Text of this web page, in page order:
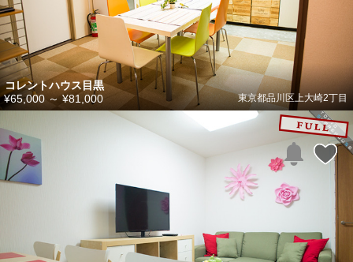
コレントハウス目黒
東京都品川区上大崎2丁目
¥65,000 ～¥81,000